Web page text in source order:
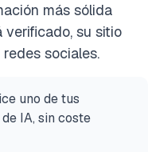
más sólida
verificado, su sitio
sociales.
uno de tus
IA, sin coste